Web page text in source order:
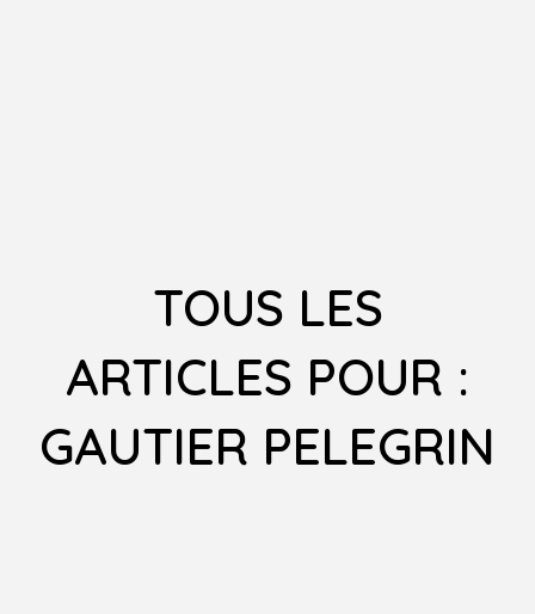
TOUS LES
ARTICLES POUR :
GAUTIER PELEGRIN